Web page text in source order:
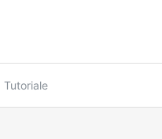
Tutoriale